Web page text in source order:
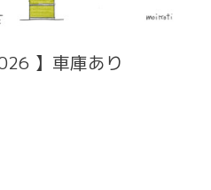
】車庫あり